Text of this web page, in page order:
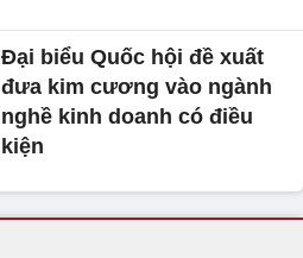
Đại biểu Quốc hội đề xuất
đưa kim cương vào ngành
nghề kinh doanh có điều
kiện